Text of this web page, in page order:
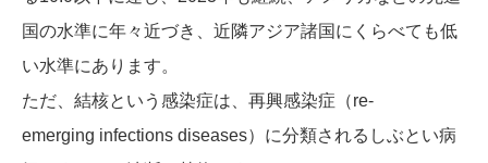
国の水準に年々近づき、近隣アジア諸国にくらべても低
い水準にあります。
ただ、結核という感染症は、再興感染症（re-
emerging infections diseases）に分類されるしぶとい病